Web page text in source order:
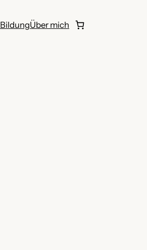
BildungÜber mich